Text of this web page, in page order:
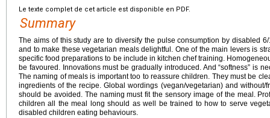
Le texte complet de cet article est disponible en PDF.
Summary
The aims of this study are to diversify the pulse consumption by disabled
and to make these vegetarian meals delightful. One of the main levers is
specific food preparations to be include in kitchen chef training.
be favoured. Innovations must be gradually introduced. And “softness” is
The naming of meals is important too to reassure children. They must be
ingredients of the recipe. Global wordings (vegan/vegetarian) and without/
should be avoided. The naming must fit the sensory image of the meal.
children all the meal long should as well be trained to how to serve
disabled children eating behaviours.